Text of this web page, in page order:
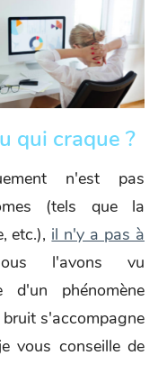
qui craque ?
n'est pas
(tels que la
etc.), il n'y a pas à
l'avons vu
d'un phénomène
bruit s'accompagne
vous conseille de